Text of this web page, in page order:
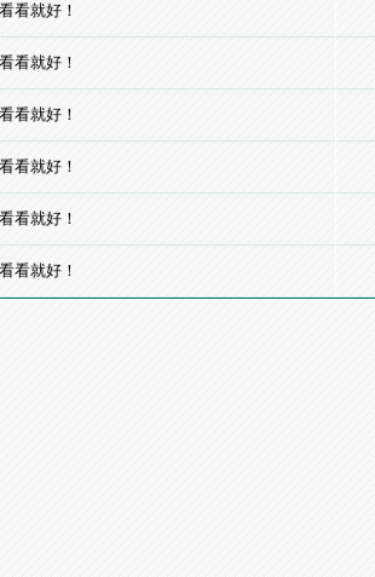
看就好！
看就好！
看就好！
看就好！
看就好！
看就好！